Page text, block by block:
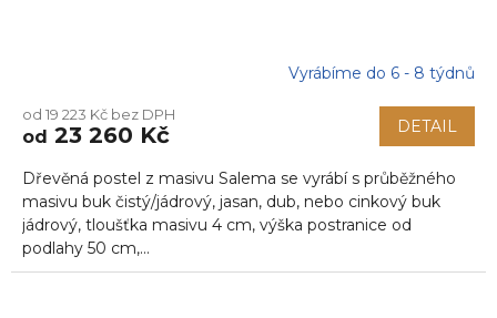
Vyrábíme do 6 - 8 týdnů
od 19 223 Kč bez DPH
od 23 260 Kč DETAIL
Dřevěná postel z masivu Salema se vyrábí s průběžného
masivu buk čistý/jádrový, jasan, dub, nebo cinkový buk
jádrový, tloušťka masivu 4 cm, výška postranice od
podlahy 50 cm,...